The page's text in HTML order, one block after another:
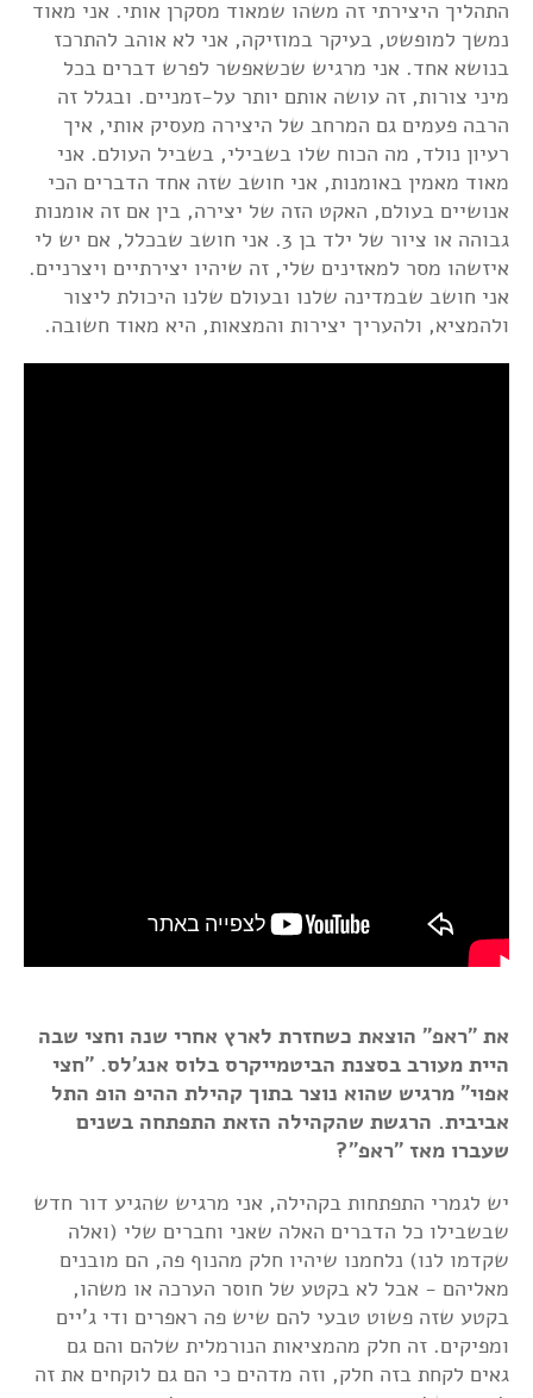
התהליך היצירתי זה משהו שמאוד מסקרן אותי. אני מאוד
נמשך למופשט, בעיקר במוזיקה, אני לא אוהב להתרכז
בנושא אחד. אני מרגיש שכשאפשר לפרש דברים בכל
מיני צורות, זה עושה אותם יותר על-זמניים. ובגלל זה
הרבה פעמים גם המרחב של היצירה מעסיק אותי, איך
רעיון נולד, מה הכוח שלו בשבילי, בשביל העולם. אני
מאוד מאמין באומנות, אני חושב שזה אחד הדברים הכי
אנושיים בעולם, האקט הזה של יצירה, בין אם זה אומנות
גבוהה או ציור של ילד בן 3. אני חושב שבכלל, אם יש לי
איזשהו מסר למאזינים שלי, זה שיהיו יצירתיים ויצרניים.
אני חושב שבמדינה שלנו ובעולם שלנו היכולת ליצור
ולהמציא, ולהעריך יצירות והמצאות, היא מאוד חשובה.
את "ראפ" הוצאת כשחזרת לארץ אחרי שנה וחצי שבה
היית מעורב בסצנת הביטמייקרס בלוס אנג'לס. "חצי
אפוי" מרגיש שהוא נוצר בתוך קהילת ההיפ הופ התל
אביבית. הרגשת שהקהילה הזאת התפתחה בשנים
שעברו מאז "ראפ"?
יש לגמרי התפתחות בקהילה, אני מרגיש שהגיע דור חדש
שבשבילו כל הדברים האלה שאני וחברים שלי (ואלה
שקדמו לנו) נלחמנו שיהיו חלק מהנוף פה, הם מובנים
מאליהם - אבל לא בקטע של חוסר הערכה או משהו,
בקטע שזה פשוט טבעי להם שיש פה ראפרים ודי ג'יים
ומפיקים. זה חלק מהמציאות הנורמלית שלהם והם גם
גאים לקחת בזה חלק, וזה מדהים כי הם גם לוקחים את זה